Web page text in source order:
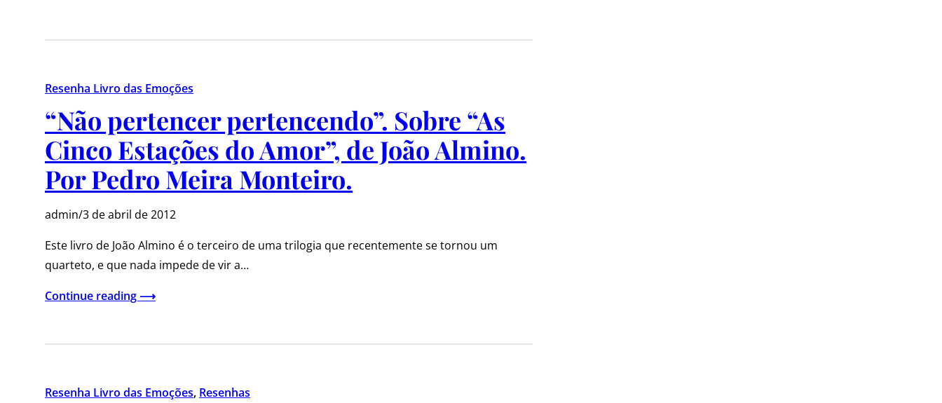
Resenha Livro das Emoções
“Não pertencer pertencendo”. Sobre “As
Cinco Estações do Amor”, de João Almino.
Por Pedro Meira Monteiro.
admin/3 de abril de 2012
Este livro de João Almino é o terceiro de uma trilogia que recentemente se tornou um
quarteto, e que nada impede de vir a…
Continue reading ⟶
Resenha Livro das Emoções, Resenhas